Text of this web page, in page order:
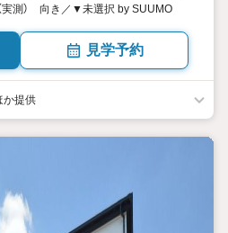
測） 向き／▼未選択 by SUUMO
見学予約
か提供